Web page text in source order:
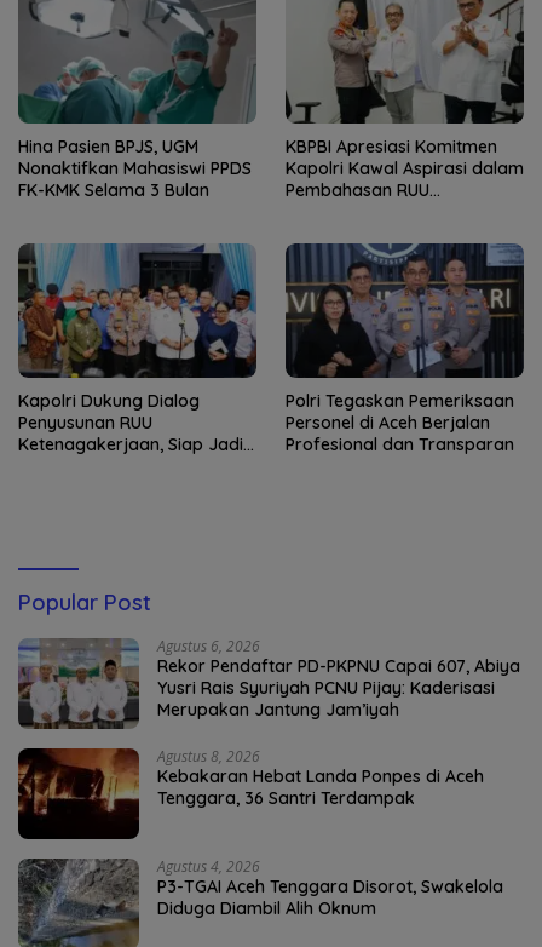
Hina Pasien BPJS, UGM
Nonaktifkan Mahasiswi PPDS
FK-KMK Selama 3 Bulan
KBPBI Apresiasi Komitmen
Kapolri Kawal Aspirasi dalam
Pembahasan RUU
Kapolri Dukung Dialog
Penyusunan RUU
Ketenagakerjaan, Siap Jadi
Polri Tegaskan Pemeriksaan
Personel di Aceh Berjalan
Profesional dan Transparan
Popular Post
Agustus 6, 2026
Rekor Pendaftar PD-PKPNU Capai 607, Abiya
Yusri Rais Syuriyah PCNU Pijay: Kaderisasi
Merupakan Jantung Jam’iyah
Agustus 8, 2026
Kebakaran Hebat Landa Ponpes di Aceh
Tenggara, 36 Santri Terdampak
Agustus 4, 2026
P3-TGAI Aceh Tenggara Disorot, Swakelola
Diduga Diambil Alih Oknum